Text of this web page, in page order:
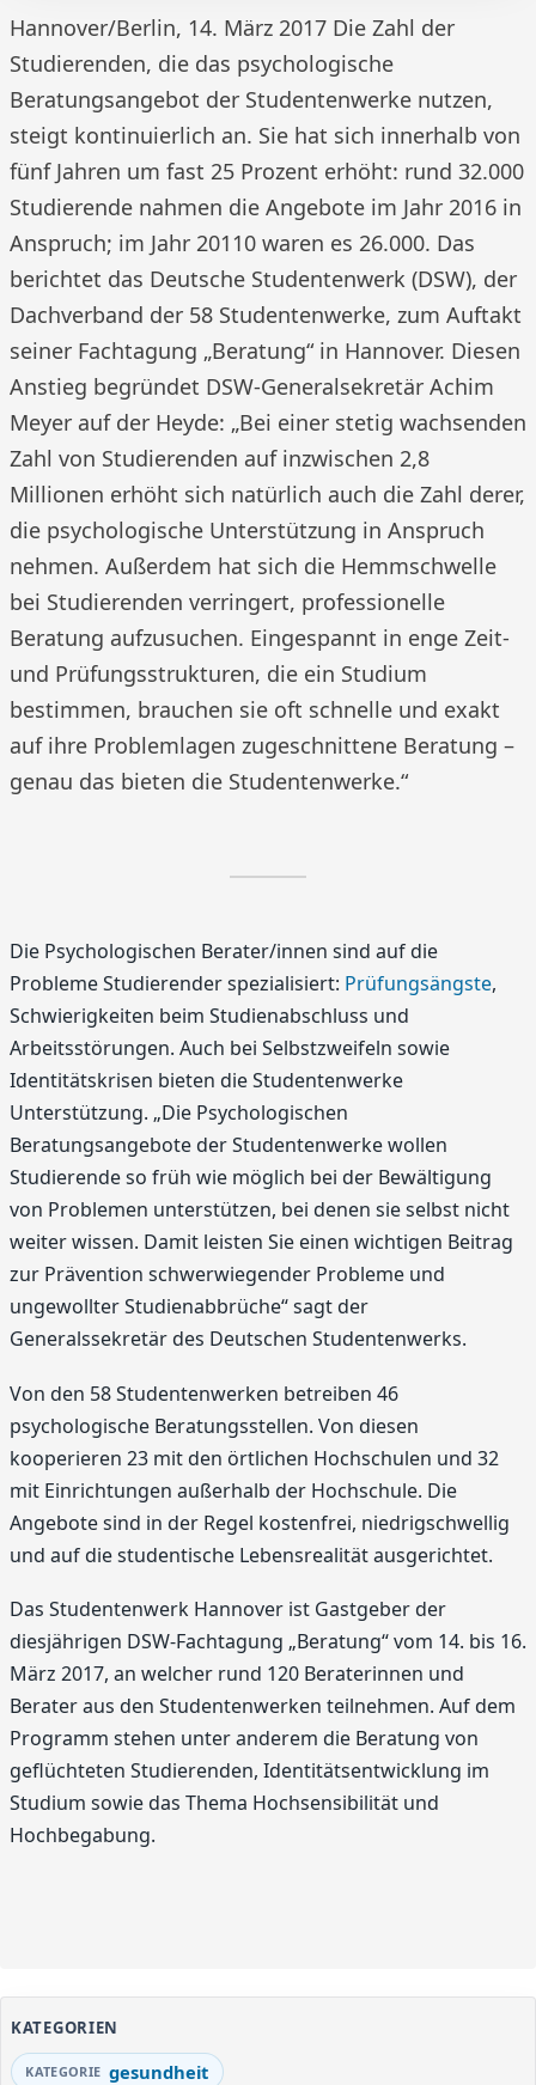
Hannover/Berlin, 14. März 2017 Die Zahl der
Studierenden, die das psychologische
Beratungsangebot der Studentenwerke nutzen,
steigt kontinuierlich an. Sie hat sich innerhalb von
fünf Jahren um fast 25 Prozent erhöht: rund 32.000
Studierende nahmen die Angebote im Jahr 2016 in
Anspruch; im Jahr 20110 waren es 26.000. Das
berichtet das Deutsche Studentenwerk (DSW), der
Dachverband der 58 Studentenwerke, zum Auftakt
seiner Fachtagung „Beratung“ in Hannover. Diesen
Anstieg begründet DSW-Generalsekretär Achim
Meyer auf der Heyde: „Bei einer stetig wachsenden
Zahl von Studierenden auf inzwischen 2,8
Millionen erhöht sich natürlich auch die Zahl derer,
die psychologische Unterstützung in Anspruch
nehmen. Außerdem hat sich die Hemmschwelle
bei Studierenden verringert, professionelle
Beratung aufzusuchen. Eingespannt in enge Zeit-
und Prüfungsstrukturen, die ein Studium
bestimmen, brauchen sie oft schnelle und exakt
auf ihre Problemlagen zugeschnittene Beratung –
genau das bieten die Studentenwerke.“
Die Psychologischen Berater/innen sind auf die
Probleme Studierender spezialisiert: Prüfungsängste,
Schwierigkeiten beim Studienabschluss und
Arbeitsstörungen. Auch bei Selbstzweifeln sowie
Identitätskrisen bieten die Studentenwerke
Unterstützung. „Die Psychologischen
Beratungsangebote der Studentenwerke wollen
Studierende so früh wie möglich bei der Bewältigung
von Problemen unterstützen, bei denen sie selbst nicht
weiter wissen. Damit leisten Sie einen wichtigen Beitrag
zur Prävention schwerwiegender Probleme und
ungewollter Studienabbrüche“ sagt der
Generalssekretär des Deutschen Studentenwerks.
Von den 58 Studentenwerken betreiben 46
psychologische Beratungsstellen. Von diesen
kooperieren 23 mit den örtlichen Hochschulen und 32
mit Einrichtungen außerhalb der Hochschule. Die
Angebote sind in der Regel kostenfrei, niedrigschwellig
und auf die studentische Lebensrealität ausgerichtet.
Das Studentenwerk Hannover ist Gastgeber der
diesjährigen DSW-Fachtagung „Beratung“ vom 14. bis 16.
März 2017, an welcher rund 120 Beraterinnen und
Berater aus den Studentenwerken teilnehmen. Auf dem
Programm stehen unter anderem die Beratung von
geflüchteten Studierenden, Identitätsentwicklung im
Studium sowie das Thema Hochsensibilität und
Hochbegabung.
KATEGORIEN
gesundheit